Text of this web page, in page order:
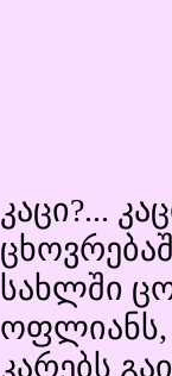
კაცი?...
სახლში
ოფლიანს,
კარებს